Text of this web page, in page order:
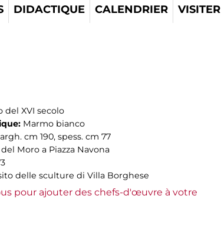
DIDACTIQUE CALENDRIER VISITER
XVI secolo
Marmo bianco
cm 190, spess. cm 77
Moro a Piazza Navona
delle sculture di Villa Borghese
pour ajouter des chefs-d'œuvre à votre